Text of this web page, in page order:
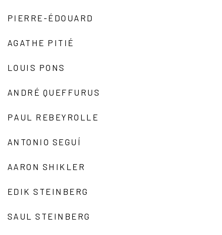
PIERRE-ÉDOUARD
AGATHE PITIÉ
LOUIS PONS
ANDRÉ QUEFFURUS
PAUL REBEYROLLE
ANTONIO SEGUÍ
AARON SHIKLER
EDIK STEINBERG
SAUL STEINBERG